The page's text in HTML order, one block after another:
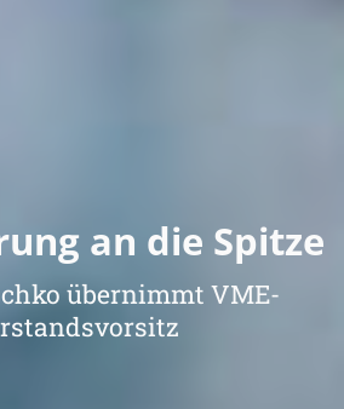
an die Spitze
übernimmt VME-